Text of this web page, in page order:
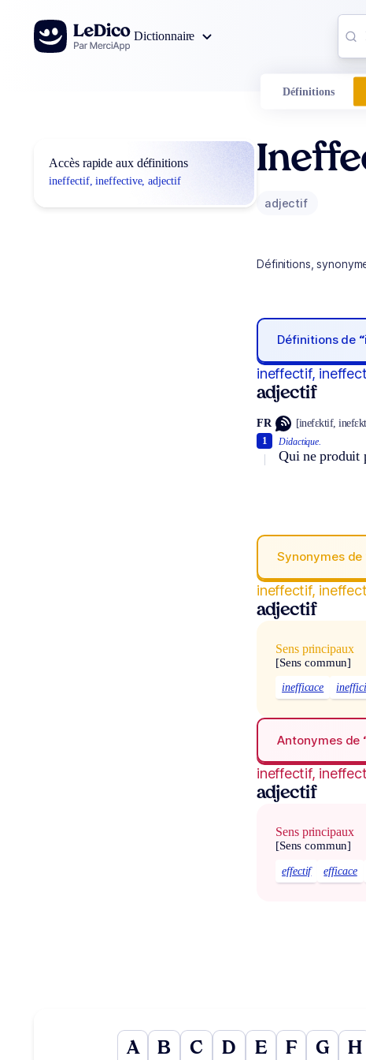
Aller au contenu
Dictionnaire
Définitions
Accès rapide aux définitions
ineffectif, ineffective, adjectif
adjectif
Définitions,
Définitions de
ineffectif,
adjectif
FR [inefɛktif,
Didactique.
Qui ne produit
1
Synonymes de
ineffectif,
adjectif
Sens principaux
[Sens commun]
inefficace
Antonymes de
ineffectif,
adjectif
Sens principaux
[Sens commun]
effectif efficace
A B C D E F G H